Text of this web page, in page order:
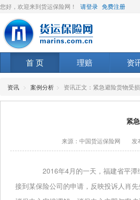
您好，欢迎来到货运保险网！ 请登录 免费注册
首 页 理赔 资
资讯 > 案例分析 > 资讯正文：紧急避险货物受
紧
来源：中国货运保险网 发
2016年4月的一天，福建省平潭
接到某保险公司的申请，反映投诉人肖先